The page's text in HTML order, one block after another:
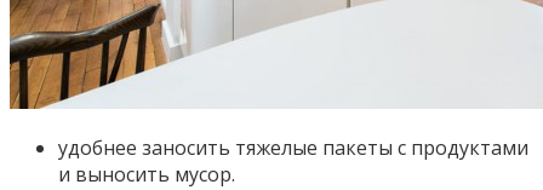
удобнее заносить тяжелые пакеты с продуктами
и выносить мусор.